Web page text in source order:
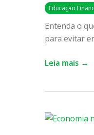
Educação
Entenda o
para evitar
guia
para
declarar
sem
Leia mais →
Economia